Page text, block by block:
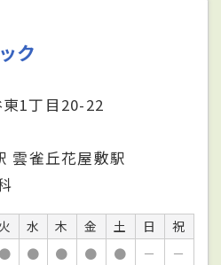
ク
1丁目20-22
雲雀丘花屋敷駅
火 水 木 金 土 日
祝
● ● ● ● ● －
－